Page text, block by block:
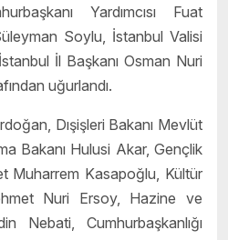
Yardımcısı Fuat
Soylu, İstanbul Valisi
İl Başkanı Osman Nuri
uğurlandı.
Dışişleri Bakanı Mevlüt
Bakanı Hulusi Akar, Gençlik
Muharrem Kasapoğlu, Kültür
Nuri Ersoy, Hazine ve
Nebati, Cumhurbaşkanlığı